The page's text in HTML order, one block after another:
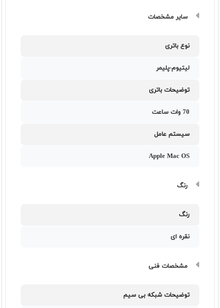
سایر مشخصات
نوع باتری
لیتیوم-پلیمر
توضیحات باتری
70 وات ساعت
سیستم عامل
Apple Mac OS
رنگ
رنگ
نقره ای
مشخصات فنی
توضیحات شبکه بی سیم